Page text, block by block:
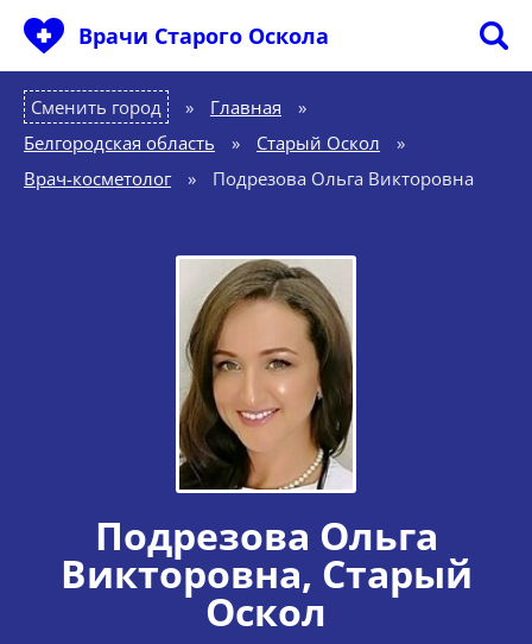
Врачи Старого Оскола
Сменить город Главная
»
Белгородская область
» Старый Оскол
»
Врач-косметолог
» Подрезова Ольга Викторовна
Подрезова Ольга
Викторовна, Старый
Оскол